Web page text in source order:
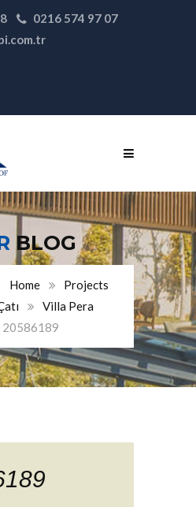
0216 574 97 07
BLOG
Home
Projects
Villa Pera
20586189